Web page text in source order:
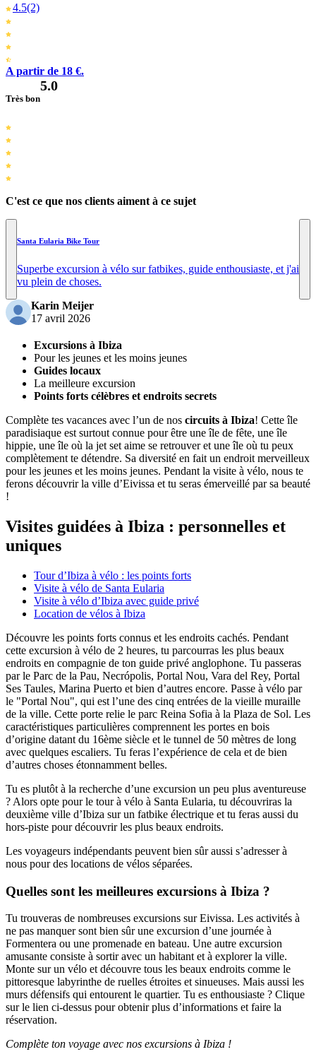
4.5(2)
A partir de 18 €.
Très bon
5.0
C'est ce que nos clients aiment à ce sujet
Santa Eularia Bike Tour
Superbe excursion à vélo sur fatbikes, guide enthousiaste, et j'ai
vu plein de choses.
Karin Meijer
17 avril 2026
Excursions à Ibiza
Pour les jeunes et les moins jeunes
Guides locaux
La meilleure excursion
Points forts célèbres et endroits secrets
Complète tes vacances avec l’un de nos circuits à Ibiza! Cette île
paradisiaque est surtout connue pour être une île de fête, une île
hippie, une île où la jet set aime se retrouver et une île où tu peux
complètement te détendre. Sa diversité en fait un endroit merveilleux
pour les jeunes et les moins jeunes. Pendant la visite à vélo, nous te
ferons découvrir la ville d’Eivissa et tu seras émerveillé par sa beauté
!
Visites guidées à Ibiza : personnelles et
uniques
Tour d’Ibiza à vélo : les points forts
Visite à vélo de Santa Eularia
Visite à vélo d’Ibiza avec guide privé
Location de vélos à Ibiza
Découvre les points forts connus et les endroits cachés. Pendant
cette excursion à vélo de 2 heures, tu parcourras les plus beaux
endroits en compagnie de ton guide privé anglophone. Tu passeras
par le Parc de la Pau, Necrópolis, Portal Nou, Vara del Rey, Portal
Ses Taules, Marina Puerto et bien d’autres encore. Passe à vélo par
le "Portal Nou", qui est l’une des cinq entrées de la vieille muraille
de la ville. Cette porte relie le parc Reina Sofia à la Plaza de Sol. Les
caractéristiques particulières comprennent les portes en bois
d’origine datant du 16ème siècle et le tunnel de 50 mètres de long
avec quelques escaliers. Tu feras l’expérience de cela et de bien
d’autres choses étonnamment belles.
Tu es plutôt à la recherche d’une excursion un peu plus aventureuse
? Alors opte pour le tour à vélo à Santa Eularia, tu découvriras la
deuxième ville d’Ibiza sur un fatbike électrique et tu feras aussi du
hors-piste pour découvrir les plus beaux endroits.
Les voyageurs indépendants peuvent bien sûr aussi s’adresser à
nous pour des locations de vélos séparées.
Quelles sont les meilleures excursions à Ibiza ?
Tu trouveras de nombreuses excursions sur Eivissa. Les activités à
ne pas manquer sont bien sûr une excursion d’une journée à
Formentera ou une promenade en bateau. Une autre excursion
amusante consiste à sortir avec un habitant et à explorer la ville.
Monte sur un vélo et découvre tous les beaux endroits comme le
pittoresque labyrinthe de ruelles étroites et sinueuses. Mais aussi les
murs défensifs qui entourent le quartier. Tu es enthousiaste ? Clique
sur le lien ci-dessus pour obtenir plus d’informations et faire la
réservation.
Complète ton voyage avec nos excursions à Ibiza !